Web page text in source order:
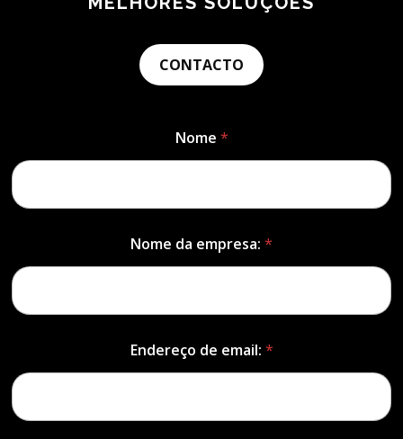
CONTACTO
Nome *
Nome da empresa: *
Endereço de email: *